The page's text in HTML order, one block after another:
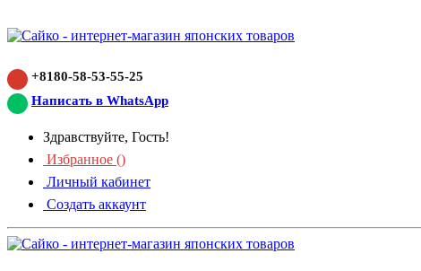
+8180-58-53-55-25
Написать в WhatsApp
Здравствуйте, Гость!
Избранное ()
Личный кабинет
Создать аккаунт